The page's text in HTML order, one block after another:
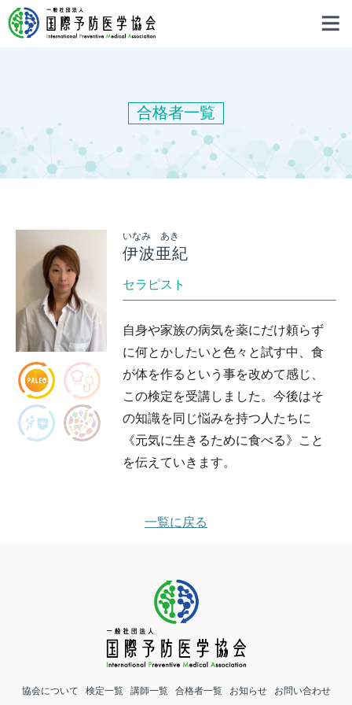
合格者一覧
いなみ あき
伊波亜紀
セラピスト
自身や家族の病気を薬にだけ頼らず
に何とかしたいと色々と試す中、食
が体を作るという事を改めて感じ、
この検定を受講しました。今後はそ
の知識を同じ悩みを持つ人たちに
《元気に生きるために食べる》こと
を伝えていきます。
一覧に戻る
協会について 検定一覧 講師一覧 合格者一覧 お知らせ お問い合わせ